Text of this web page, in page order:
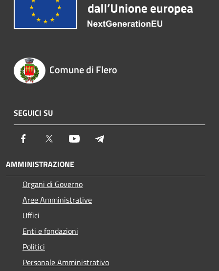
Comune di Flero
SEGUICI SU
Facebook Twitter Youtube
AMMINISTRAZIONE
Organi di Governo
Aree Amministrative
Uffici
Enti e fondazioni
Politici
Personale Amministrativo